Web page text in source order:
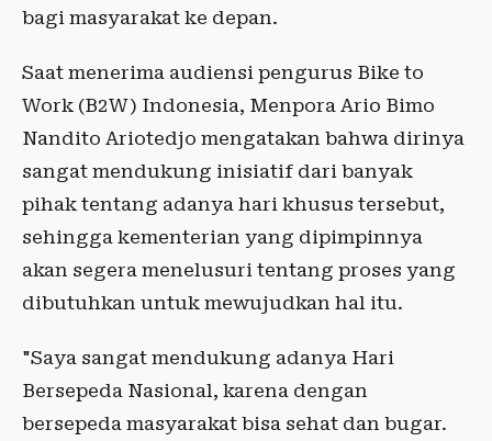
bagi masyarakat ke depan.
Saat menerima audiensi pengurus Bike to
Work (B2W) Indonesia, Menpora Ario Bimo
Nandito Ariotedjo mengatakan bahwa dirinya
sangat mendukung inisiatif dari banyak
pihak tentang adanya hari khusus tersebut,
sehingga kementerian yang dipimpinnya
akan segera menelusuri tentang proses yang
dibutuhkan untuk mewujudkan hal itu.
"Saya sangat mendukung adanya Hari
Bersepeda Nasional, karena dengan
bersepeda masyarakat bisa sehat dan bugar.